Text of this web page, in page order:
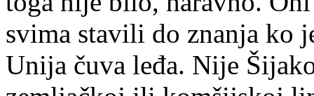
svima stavili do znanja ko
Unija čuva leđa. Nije